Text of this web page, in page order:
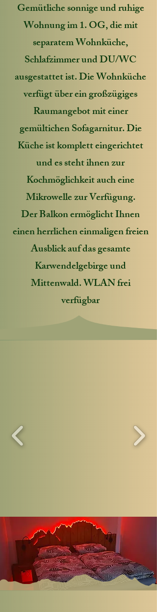
Gemütliche sonnige und ruhige
Wohnung im 1. OG, die mit
separatem Wohnküche,
Schlafzimmer und DU/WC
ausgestattet ist. Die Wohnküche
verfügt über ein großzügiges
Raumangebot mit einer
gemültichen Sofagarnitur. Die
Küche ist komplett eingerichtet
und es steht ihnen zur
Kochmöglichkeit auch eine
Mikrowelle zur Verfügung.
Der Balkon ermöglicht Ihnen
einen herrlichen einmaligen freien
Ausblick auf das gesamte
Karwendelgebirge und
Mittenwald. WLAN frei
verfügbar